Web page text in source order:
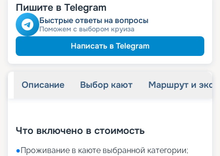
Пишите в Telegram
Быстрые ответы на вопросы
Поможем с выбором круиза
Написать в Telegram
Описание Выбор кают Маршрут и
Что включено в стоимость
●Проживание в каюте выбранной категории;